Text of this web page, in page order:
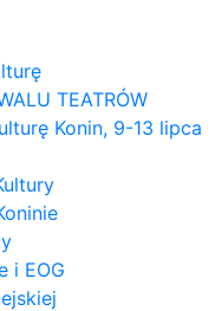
TEATRÓW
Konin, 9-13 lipca
i EOG